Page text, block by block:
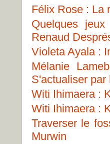
Félix Rose : La
Quelques
Renaud
Violeta Ayala :
Mélanie
S'actualiser par
Witi Ihimaera :
Witi Ihimaera :
Traverser le
Murwin